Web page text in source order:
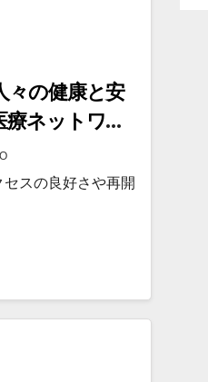
々の健康と安
ネットワー
スの良好さや再開